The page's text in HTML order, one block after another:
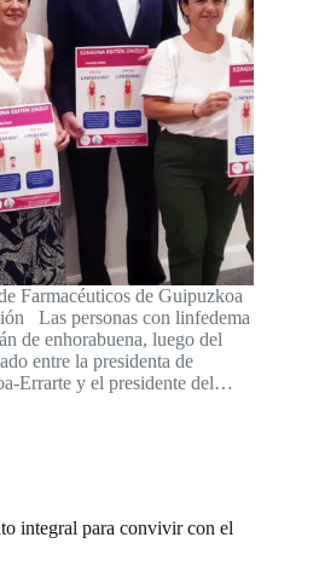
Farmacéuticos de Guipuzkoa
Las personas con linfedema
de enhorabuena, luego del
entre la presidenta de
Errarte y el presidente del…
integral para convivir con el